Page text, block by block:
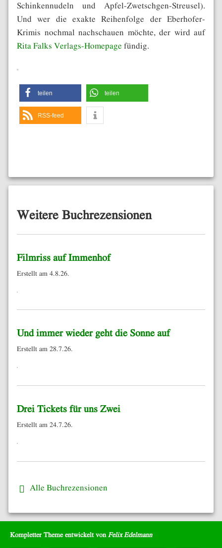
Schinkennudeln und Apfel-Zwetschgen-Streusel).
Und wer die exakte Reihenfolge der Eberhofer-
Krimis nochmal nachschauen möchte, der wird auf
Rita Falks Verlags-Homepage fündig.
teilen teilen
RSS-feed
Weitere Buchrezensionen
Filmriss auf Immenhof
Erstellt am 4.8.26.
Und immer wieder geht die Sonne auf
Erstellt am 28.7.26.
Drei Tickets für uns Zwei
Erstellt am 24.7.26.
Alle Buchrezensionen
Kompletter Theme entwickelt von Felix Edelmann